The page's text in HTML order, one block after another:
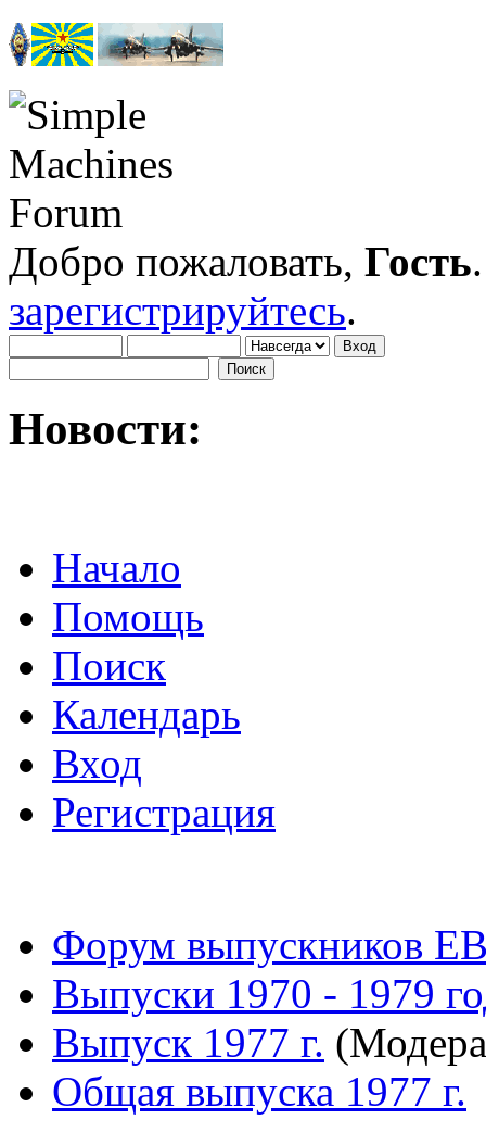
Добро пожаловать, Гость
зарегистрируйтесь.
Новости:
Начало
Помощь
Поиск
Календарь
Вход
Регистрация
Форум выпускников
Выпуски 1970 - 1979
Выпуск 1977 г.
Общая выпуска 1977 г.